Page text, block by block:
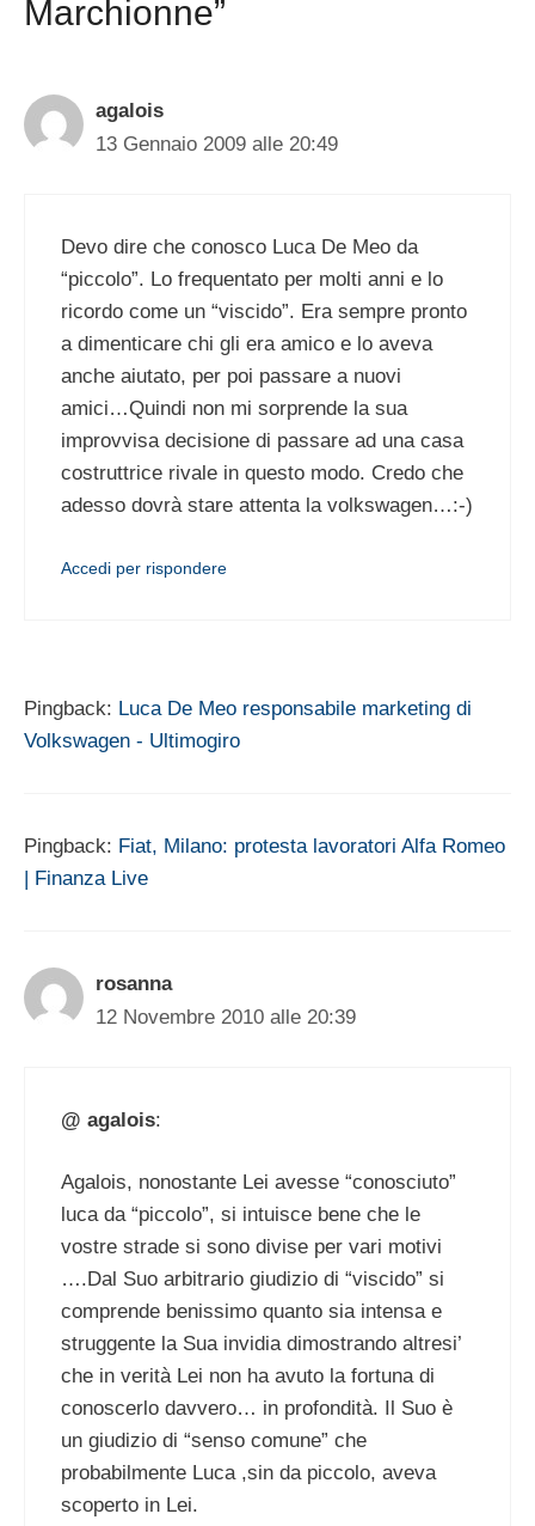
Marchionne”
agalois
13 Gennaio 2009 alle 20:49
Devo dire che conosco Luca De Meo da
“piccolo”. Lo frequentato per molti anni e lo
ricordo come un “viscido”. Era sempre pronto
a dimenticare chi gli era amico e lo aveva
anche aiutato, per poi passare a nuovi
amici…Quindi non mi sorprende la sua
improvvisa decisione di passare ad una casa
costruttrice rivale in questo modo. Credo che
adesso dovrà stare attenta la volkswagen…:-)
Accedi per rispondere
Pingback: Luca De Meo responsabile marketing di
Volkswagen - Ultimogiro
Pingback: Fiat, Milano: protesta lavoratori Alfa Romeo
| Finanza Live
rosanna
12 Novembre 2010 alle 20:39
@ agalois:
Agalois, nonostante Lei avesse “conosciuto”
luca da “piccolo”, si intuisce bene che le
vostre strade si sono divise per vari motivi
….Dal Suo arbitrario giudizio di “viscido” si
comprende benissimo quanto sia intensa e
struggente la Sua invidia dimostrando altresi’
che in verità Lei non ha avuto la fortuna di
conoscerlo davvero… in profondità. Il Suo è
un giudizio di “senso comune” che
probabilmente Luca ,sin da piccolo, aveva
scoperto in Lei.